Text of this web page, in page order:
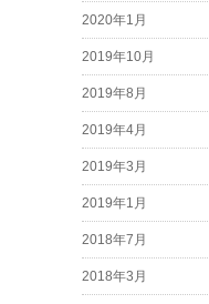
2020年1月
2019年10月
2019年8月
2019年4月
2019年3月
2019年1月
2018年7月
2018年3月